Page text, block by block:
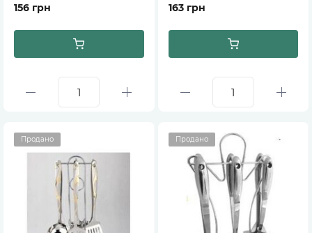
156 грн 163 грн
Продано Продано